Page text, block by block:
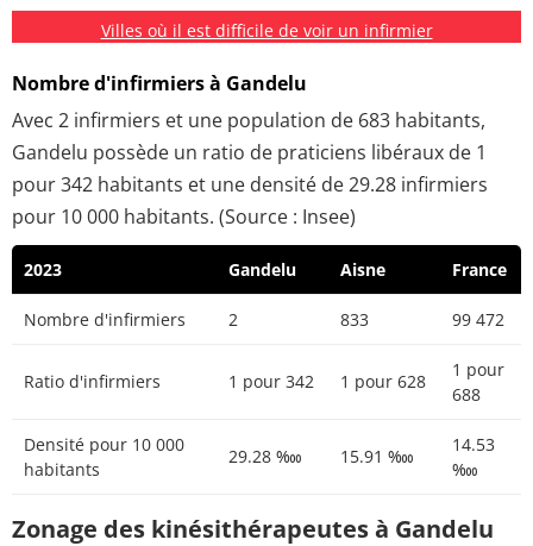
Villes où il est difficile de voir un infirmier
Nombre d'infirmiers à Gandelu
Avec 2 infirmiers et une population de 683 habitants,
Gandelu possède un ratio de praticiens libéraux de 1
pour 342 habitants et une densité de 29.28 infirmiers
pour 10 000 habitants. (Source : Insee)
2023 Gandelu Aisne France
Nombre d'infirmiers 2 833 99 472
Ratio d'infirmiers 1 pour 342 1 pour 628
1 pour
688
Densité pour 10 000
habitants
29.28 ‱ 15.91 ‱
14.53
‱
Zonage des kinésithérapeutes à Gandelu